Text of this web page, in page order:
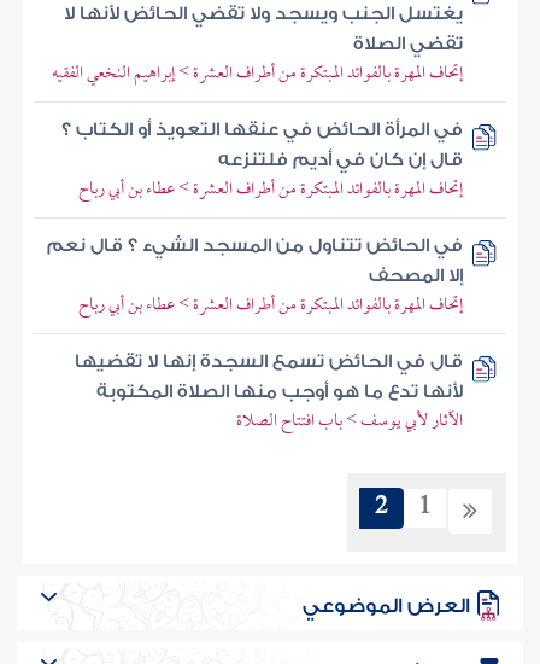
يغتسل الجنب ويسجد ولا تقضي الحائض لأنها لا
تقضي الصلاة
إتحاف المهرة بالفوائد المبتكرة من أطراف العشرة > إبراهيم النخعي الفقيه
في المرأة الحائض في عنقها التعويذ أو الكتاب ؟
قال إن كان في أديم فلتنزعه
إتحاف المهرة بالفوائد المبتكرة من أطراف العشرة > عطاء بن أبي رباح
في الحائض تتناول من المسجد الشيء ؟ قال نعم
إلا المصحف
إتحاف المهرة بالفوائد المبتكرة من أطراف العشرة > عطاء بن أبي رباح
قال في الحائض تسمع السجدة إنها لا تقضيها
لأنها تدع ما هو أوجب منها الصلاة المكتوبة
الآثار لأبي يوسف > باب افتتاح الصلاة
1
2
العرض الموضوعي